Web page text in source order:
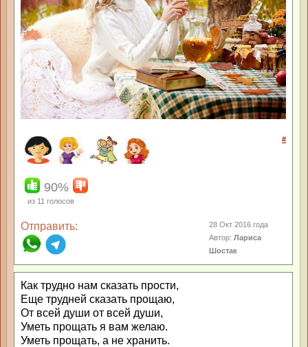
#
90%
из 11 голосов
Отправить:
28 Окт 2016 года
Автор:Лариса
Шостак
Как трудно нам сказать прости,
Еще трудней сказать прощаю,
От всей души от всей души,
Уметь прощать я вам желаю.
Уметь прощать, а не хранить.